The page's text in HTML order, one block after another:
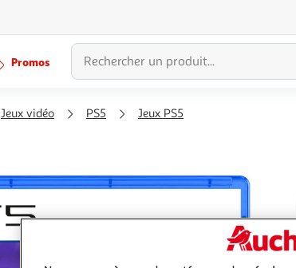
Promos
Jeux vidéo PS5 Jeux PS5